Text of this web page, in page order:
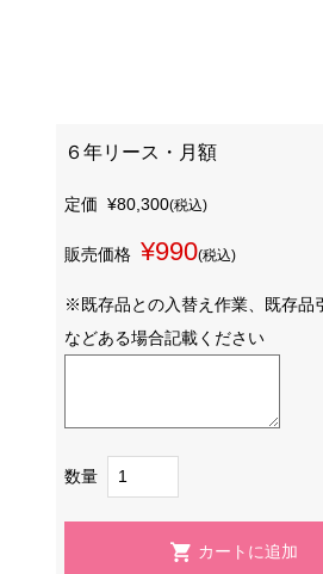
６年リース・月額
定価 ¥80,300(税込)
販売価格 ¥990(税込)
※既存品との入替え作業、既存品
などある場合記載ください
数量